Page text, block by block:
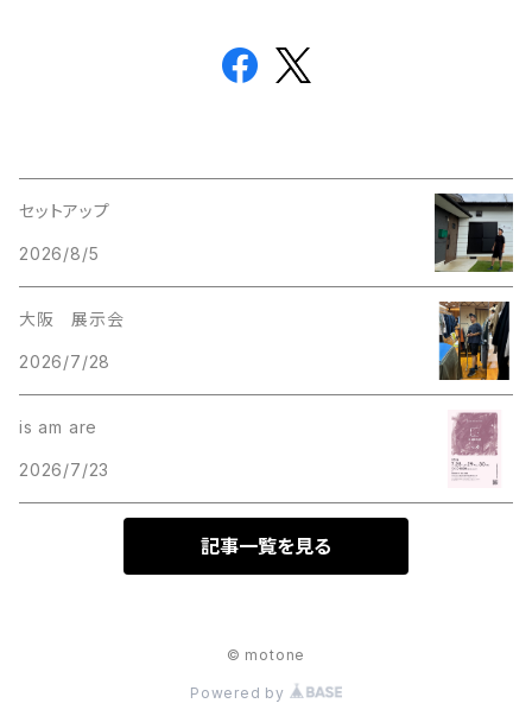
セットアップ
2026/8/5
大阪 展示会
2026/7/28
is am are
2026/7/23
記事一覧を見る
© motone
Powered by